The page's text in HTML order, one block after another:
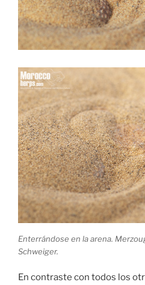
Enterrándose en la arena.
Schweiger.
En contraste con todos los